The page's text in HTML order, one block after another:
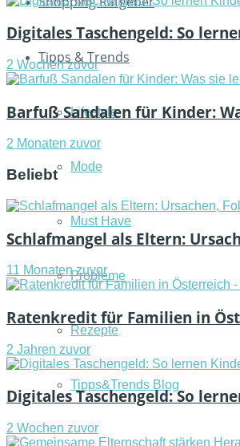
Tipps & Trends
Lifestyle
Mode
Must Have
Probleme
Rezepte
Tipps&Trends Blog
Digitales Taschengeld: So
2 Wochen zuvor
Barfuß Sandalen für Kinder:
2 Monaten zuvor
Beliebt
Schlafmangel als Eltern:
11 Monaten zuvor
Ratenkredit für Familien in
2 Jahren zuvor
Digitales Taschengeld: So
2 Wochen zuvor